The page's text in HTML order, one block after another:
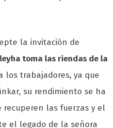
la invitación de
toma las riendas de la
los trabajadores, ya que
su rendimiento se ha
recuperen las fuerzas y el
el legado de la señora